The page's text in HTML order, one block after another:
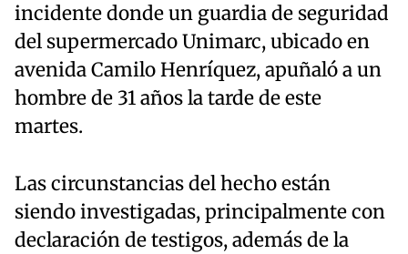
incidente donde un guardia de seguridad
del supermercado Unimarc, ubicado en
avenida Camilo Henríquez, apuñaló a un
hombre de 31 años la tarde de este
martes.
Las circunstancias del hecho están
siendo investigadas, principalmente con
declaración de testigos, además de la